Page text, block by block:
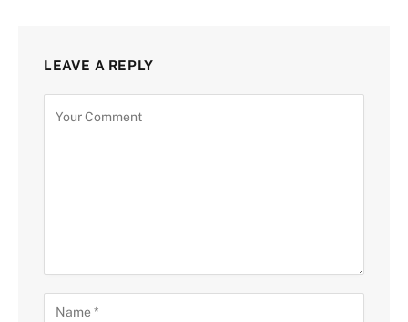
LEAVE A REPLY